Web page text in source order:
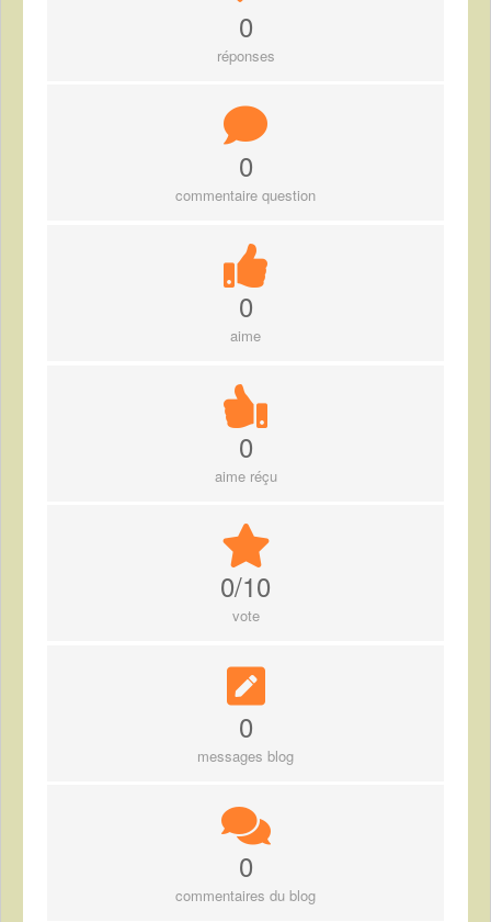
0
réponses
0
commentaire question
0
aime
0
aime réçu
0/10
vote
0
messages blog
0
commentaires du blog